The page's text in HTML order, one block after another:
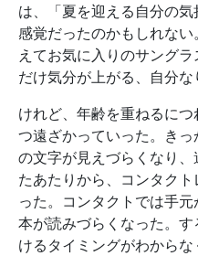
は、「夏を迎える自分の
感覚だったのかもしれな
えてお気に入りのサング
だけ気分が上がる、自分な
けれど、年齢を重ねるに
つ遠ざかっていった。きっ
の文字が見えづらくなり
たあたりから、コンタク
った。コンタクトでは手
本が読みづらくなった。
けるタイミングがわから